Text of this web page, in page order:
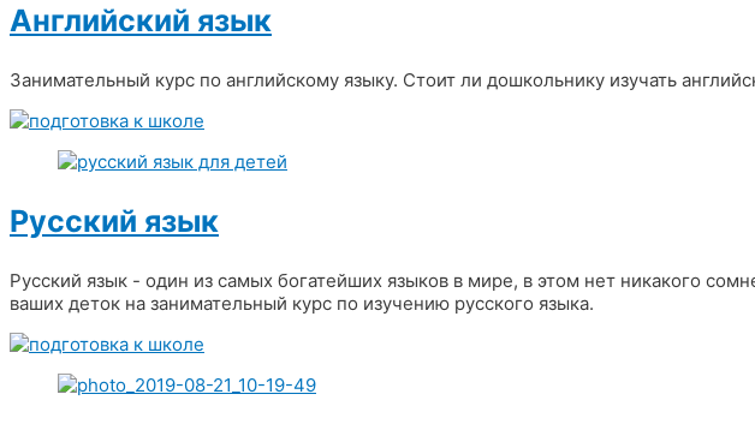
Английский язык
Занимательный курс по английскому языку. Стоит ли дошкольнику изучать
Русский язык
Русский язык - один из самых богатейших языков в мире, в этом нет никакого
ваших деток на занимательный курс по изучению русского языка.